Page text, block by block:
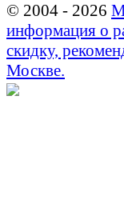
© 2004 - 2026
информация о
скидку,
Москве.